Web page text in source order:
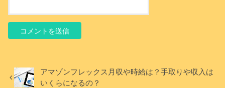
アマゾンフレックス月収や時給は？手取りや収入は
いくらになるの？